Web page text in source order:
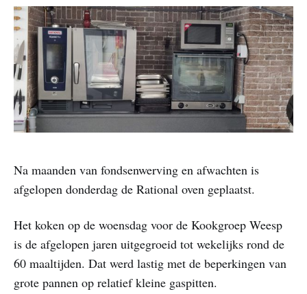
Na maanden van fondsenwerving en afwachten is
afgelopen donderdag de Rational oven geplaatst.
Het koken op de woensdag voor de Kookgroep Weesp
is de afgelopen jaren uitgegroeid tot wekelijks rond de
60 maaltijden. Dat werd lastig met de beperkingen van
grote pannen op relatief kleine gaspitten.